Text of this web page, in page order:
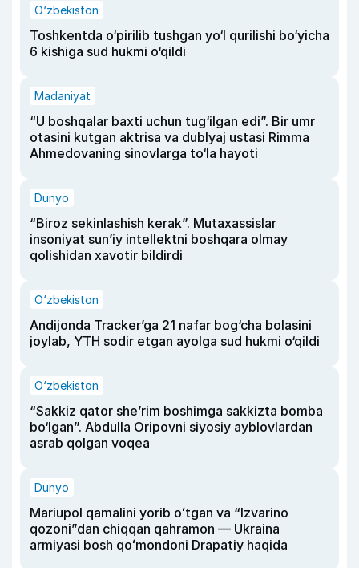
O‘zbekiston
Toshkentda o‘pirilib tushgan yo‘l qurilishi bo‘yicha
6 kishiga sud hukmi o‘qildi
Madaniyat
“U boshqalar baxti uchun tug‘ilgan edi”. Bir umr
otasini kutgan aktrisa va dublyaj ustasi Rimma
Ahmedovaning sinovlarga to‘la hayoti
Dunyo
“Biroz sekinlashish kerak”. Mutaxassislar
insoniyat sun’iy intellektni boshqara olmay
qolishidan xavotir bildirdi
O‘zbekiston
Andijonda Tracker’ga 21 nafar bog‘cha bolasini
joylab, YTH sodir etgan ayolga sud hukmi o‘qildi
O‘zbekiston
“Sakkiz qator she’rim boshimga sakkizta bomba
bo‘lgan”. Abdulla Oripovni siyosiy ayblovlardan
asrab qolgan voqea
Dunyo
Mariupol qamalini yorib oʻtgan va “Izvarino
qozoni”dan chiqqan qahramon — Ukraina
armiyasi bosh qoʻmondoni Drapatiy haqida